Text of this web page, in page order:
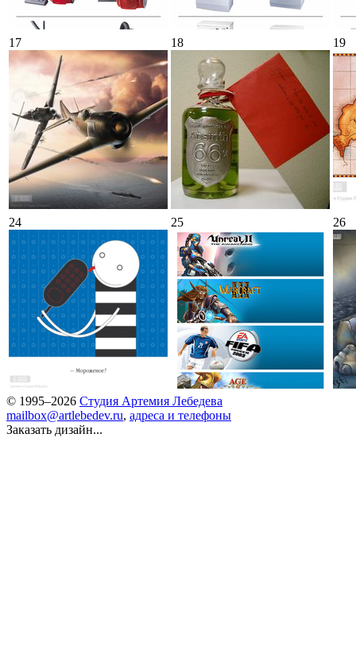
17 18 19
24 25 26
© 1995–2026 Студия Артемия Лебедева
mailbox@artlebedev.ru, адреса и телефоны
Заказать дизайн...